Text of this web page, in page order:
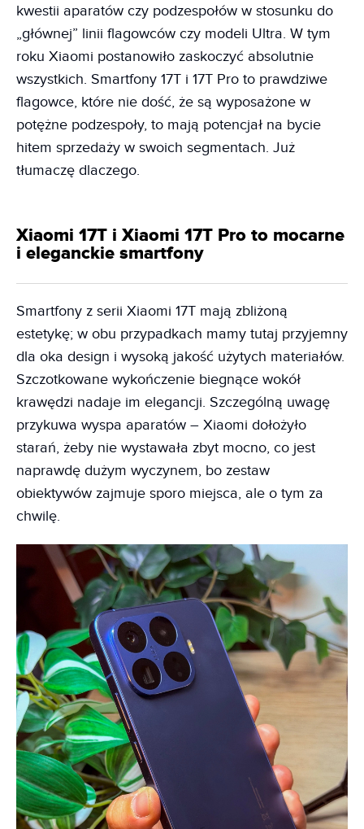
kwestii aparatów czy podzespołów w stosunku do
„głównej” linii flagowców czy modeli Ultra. W tym
roku Xiaomi postanowiło zaskoczyć absolutnie
wszystkich. Smartfony 17T i 17T Pro to prawdziwe
flagowce, które nie dość, że są wyposażone w
potężne podzespoły, to mają potencjał na bycie
hitem sprzedaży w swoich segmentach. Już
tłumaczę dlaczego.
Xiaomi 17T i Xiaomi 17T Pro to mocarne
i eleganckie smartfony
Smartfony z serii Xiaomi 17T mają zbliżoną
estetykę; w obu przypadkach mamy tutaj przyjemny
dla oka design i wysoką jakość użytych materiałów.
Szczotkowane wykończenie biegnące wokół
krawędzi nadaje im elegancji. Szczególną uwagę
przykuwa wyspa aparatów – Xiaomi dołożyło
starań, żeby nie wystawała zbyt mocno, co jest
naprawdę dużym wyczynem, bo zestaw
obiektywów zajmuje sporo miejsca, ale o tym za
chwilę.